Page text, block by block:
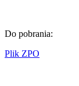
Do pobrania:
Plik ZPO